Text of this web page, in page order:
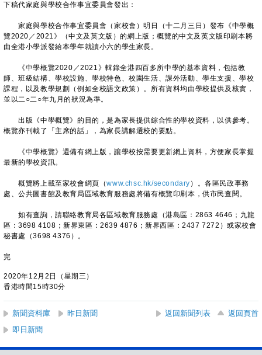
下稿代家庭與學校合作事宜委員會發出：
家庭與學校合作事宜委員會（家校會）明日（十二月三日）發布《中學概
覽2020／2021》（中文及英文版）的網上版；概覽的中文及英文版印刷本將
由全港小學派發給本學年就讀小六的學生家長。
《中學概覽2020／2021》輯錄全港四百多所中學的基本資料，包括教
師、班級結構、學校設施、學校特色、校園生活、課外活動、學生支援、學校
課程，以及教學規劃（例如全校語文政策）。所有資料均由學校提供及核實，
並以二○二○年九月的狀況為準。
出版《中學概覽》的目的，是為家長提供綜合性的學校資料，以供參考。
概覽亦刊載了「主席的話」，為家長講解選校的要點。
《中學概覽》還備有網上版，讓學校按需要更新網上資料，方便家長掌握
最新的學校資訊。
概覽將上載至家校會網頁（www.chsc.hk/secondary ）。各區民政事務
處、公共圖書館及教育局區域教育服務處將備有概覽印刷本，供市民查閱。
如有查詢，請聯絡教育局各區域教育服務處（港島區：2863 4646；九龍
區：3698 4108；新界東區：2639 4876；新界西區：2437 7272）或家校會
秘書處（3698 4376）。
完
2020年12月2日（星期三）
香港時間15時30分
新聞資料庫 昨日新聞 返回新聞列表
返回頁首
即日新聞